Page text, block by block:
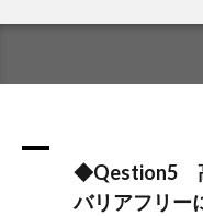
A
◆Qestion5 高
バリアフリー